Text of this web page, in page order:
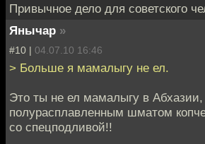
Привычное дело для советского
Янычар »
#10 | 04.07.10 16:46
> Больше я мамалыгу не ел.
Это ты не ел мамалыгу в Абхазии,
полурасплавленным шматом
со спецподливой!!